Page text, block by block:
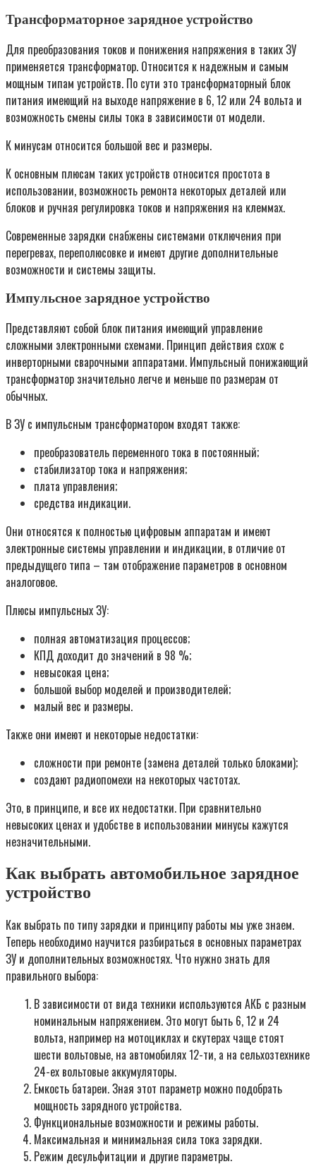
Трансформаторное зарядное устройство
Для преобразования токов и понижения напряжения в таких ЗУ
применяется трансформатор. Относится к надежным и самым
мощным типам устройств. По сути это трансформаторный блок
питания имеющий на выходе напряжение в 6, 12 или 24 вольта и
возможность смены силы тока в зависимости от модели.
К минусам относится большой вес и размеры.
К основным плюсам таких устройств относится простота в
использовании, возможность ремонта некоторых деталей или
блоков и ручная регулировка токов и напряжения на клеммах.
Современные зарядки снабжены системами отключения при
перегревах, переполюсовке и имеют другие дополнительные
возможности и системы защиты.
Импульсное зарядное устройство
Представляют собой блок питания имеющий управление
сложными электронными схемами. Принцип действия схож с
инверторными сварочными аппаратами. Импульсный понижающий
трансформатор значительно легче и меньше по размерам от
обычных.
В ЗУ с импульсным трансформатором входят также:
преобразователь переменного тока в постоянный;
стабилизатор тока и напряжения;
плата управления;
средства индикации.
Они относятся к полностью цифровым аппаратам и имеют
электронные системы управлении и индикации, в отличие от
предыдущего типа – там отображение параметров в основном
аналоговое.
Плюсы импульсных ЗУ:
полная автоматизация процессов;
КПД доходит до значений в 98 %;
невысокая цена;
большой выбор моделей и производителей;
малый вес и размеры.
Также они имеют и некоторые недостатки:
сложности при ремонте (замена деталей только блоками);
создают радиопомехи на некоторых частотах.
Это, в принципе, и все их недостатки. При сравнительно
невысоких ценах и удобстве в использовании минусы кажутся
незначительными.
Как выбрать автомобильное зарядное
устройство
Как выбрать по типу зарядки и принципу работы мы уже знаем.
Теперь необходимо научится разбираться в основных параметрах
ЗУ и дополнительных возможностях. Что нужно знать для
правильного выбора:
В зависимости от вида техники используются АКБ с разным
номинальным напряжением. Это могут быть 6, 12 и 24
вольта, например на мотоциклах и скутерах чаще стоят
шести вольтовые, на автомобилях 12-ти, а на сельхозтехнике
24-ех вольтовые аккумуляторы.
Емкость батареи. Зная этот параметр можно подобрать
мощность зарядного устройства.
Функциональные возможности и режимы работы.
Максимальная и минимальная сила тока зарядки.
Режим десульфитации и другие параметры.